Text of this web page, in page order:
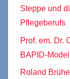
Steppe und
Pflegeberufs
Prof. em. Dr.
BAPID-Modell
Roland Brühe